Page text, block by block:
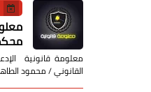
معلومة قانونية
القانوني / محمود